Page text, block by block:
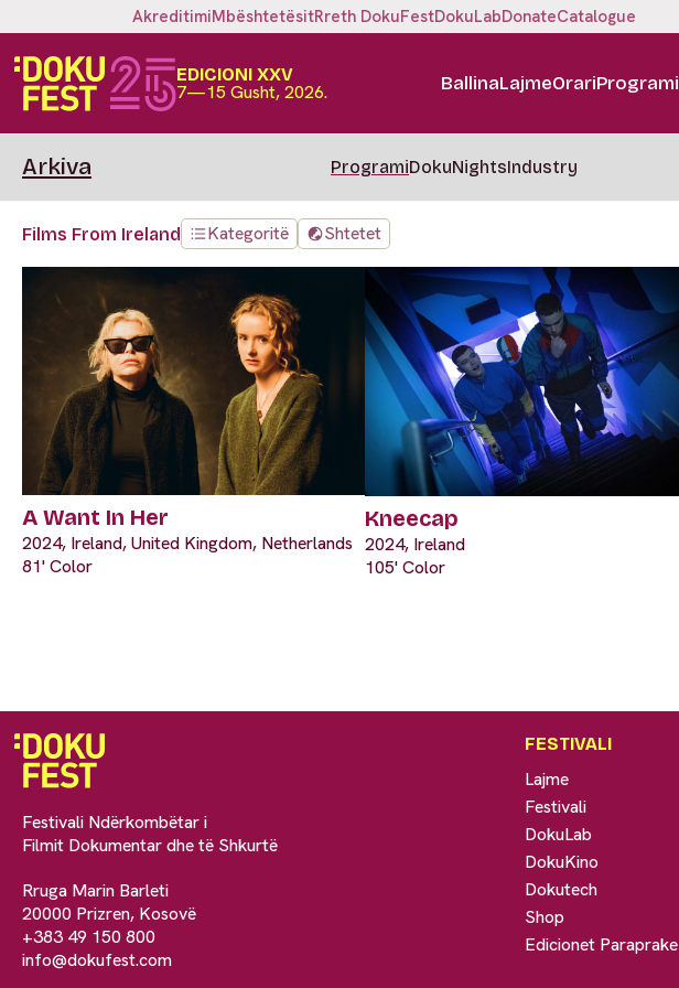
AkreditimiMbështetësitRreth DokuFestDokuLabDonateCatalogue
EDICIONI XXV
7—15 Gusht, 2026. BallinaLajmeOrariProgrami
Arkiva ProgramiDokuNightsIndustry
Films From Ireland Kategoritë Shtetet
A Want In Her
2024, Ireland, United Kingdom, Netherlands
81' Color
Kneecap
2024, Ireland
105' Color
Festivali Ndërkombëtar i
Filmit Dokumentar dhe të Shkurtë
Rruga Marin Barleti
20000 Prizren, Kosovë
+383 49 150 800
info@dokufest.com
FESTIVALI
Lajme
Festivali
DokuLab
DokuKino
Dokutech
Shop
Edicionet Paraprake